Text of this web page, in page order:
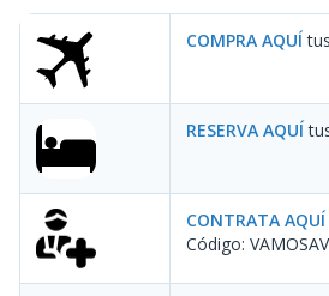
COMPRA AQUÍ
RESERVA AQUÍ
CONTRATA AQUÍ
Código: